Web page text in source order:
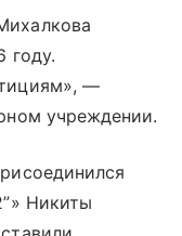
году.
—
учреждении.
Никиты